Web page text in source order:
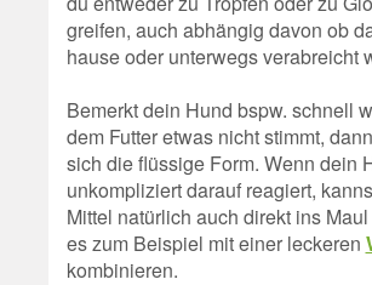
greifen, auch abhängig davon ob
hause oder unterwegs verabreicht
Bemerkt dein Hund bspw. schnell
dem Futter etwas nicht stimmt,
sich die flüssige Form. Wenn dein
unkompliziert darauf reagiert,
Mittel natürlich auch direkt ins
es zum Beispiel mit einer leckeren
kombinieren.